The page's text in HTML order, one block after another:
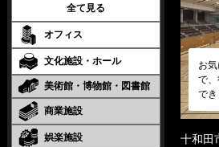
全て見る
オフィス
文化施設・ホール
美術館・博物館・図書館
商業施設
娯楽施設
お
で
で
十和田